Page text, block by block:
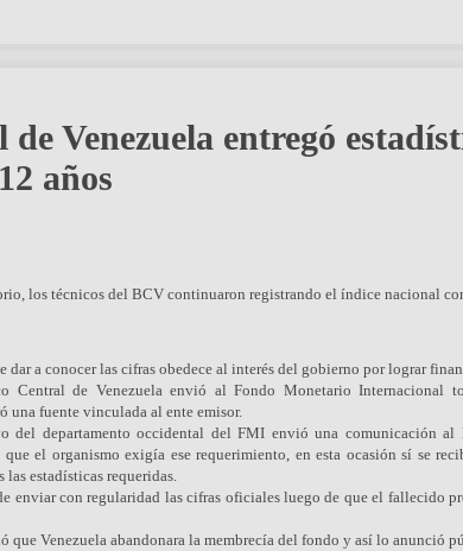
Venezuela entregó
años
dar a conocer las cifras obedece al interés del gobierno por lograr
Central de Venezuela envió al Fondo Monetario Internacional
una fuente vinculada al ente emisor.
del departamento occidental del FMI envió una comunicación
el organismo exigía ese requerimiento, en esta ocasión sí se
las estadísticas requeridas.
enviar con regularidad las cifras oficiales luego de que el fallecido
que Venezuela abandonara la membrecía del fondo y así lo anunció